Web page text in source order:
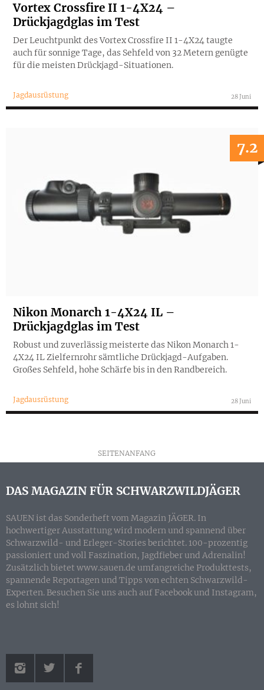
Vortex Crossfire II 1-4X24 –
Drückjagdglas im Test
Der Leuchtpunkt des Vortex Crossfire II 1-4X24 taugte
auch für sonnige Tage, das Sehfeld von 32 Metern genügte
für die meisten Drückjagd-Situationen.
Jagdausrüstung 28 Juni
7.2
Nikon Monarch 1-4X24 IL –
Drückjagdglas im Test
Robust und zuverlässig meisterte das Nikon Monarch 1-
4X24 IL Zielfernrohr sämtliche Drückjagd-Aufgaben.
Großes Sehfeld, hohe Schärfe bis in den Randbereich.
Jagdausrüstung 28 Juni
SEITENANFANG
DAS MAGAZIN FÜR SCHWARZWILDJÄGER
SAUEN ist das Sonderheft vom Magazin JÄGER. In
hochwertiger Ausstattung wird modern und spannend über
Schwarzwild- und Erleger-Stories berichtet. 100-prozentig
passioniert und voll Faszination, Jagdfieber und Adrenalin!
Zusätzlich bietet www.sauen.de umfangreiche Produkttests,
spannende Reportagen und Tipps von echten Schwarzwild-
Experten. Besuchen Sie uns auch auf Facebook und Instagram,
es lohnt sich!